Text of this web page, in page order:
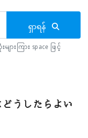
ရှာရန်
ားကြား space ဖြင့်
うしたらよい